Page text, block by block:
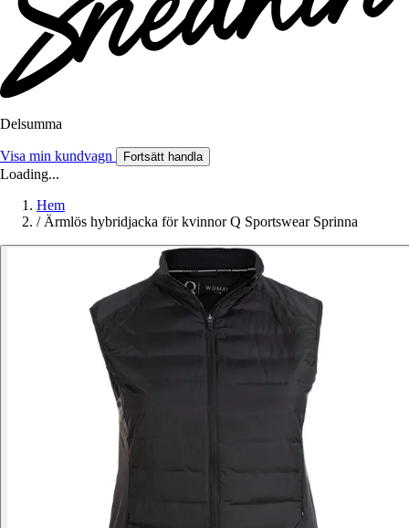
Delsumma
Visa min kundvagn Fortsätt handla
Loading...
Hem
/ Ärmlös hybridjacka för kvinnor Q Sportswear Sprinna